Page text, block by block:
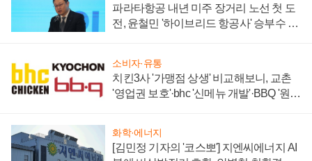
파라타항공 내년 미주 장거리 노선 첫 도
전, 윤철민 '하이브리드 항공사' 승부수 통
소비자·유통
치킨3사 '가맹점 상생' 비교해보니, 교촌
'영업권 보호'·bhc '신메뉴 개발'·BBQ '원가
화학·에너지
[김민정 기자의 '코스뽀'] 지엔씨에너지 AI